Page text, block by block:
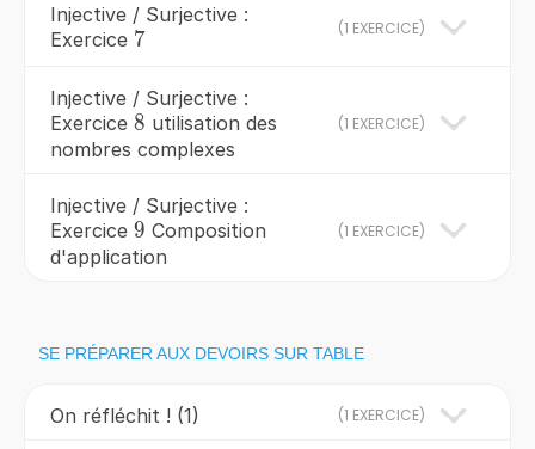
Injective / Surjective :
Exercice 7
7 (1 EXERCICE)
Injective / Surjective :
Exercice 8
8 utilisation des
nombres complexes
(1 EXERCICE)
Injective / Surjective :
Exercice 9
9 Composition
d'application
(1 EXERCICE)
SE PRÉPARER AUX DEVOIRS SUR TABLE
On réfléchit ! (1) (1 EXERCICE)